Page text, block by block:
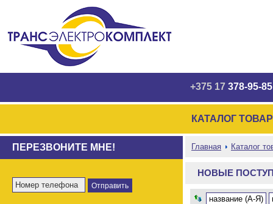
+375 17 378-95-85
КАТАЛОГ
ПЕРЕЗВОНИТЕ МНЕ! Главная Каталог
НОВЫЕ
название (А-Я)